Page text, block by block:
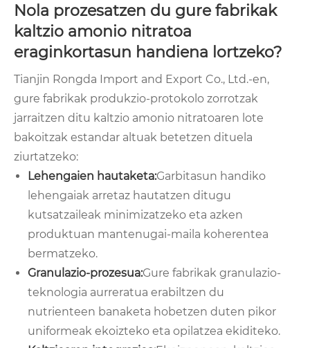
Nola prozesatzen du gure fabrikak
kaltzio amonio nitratoa
eraginkortasun handiena lortzeko?
Tianjin Rongda Import and Export Co., Ltd.-en,
gure fabrikak produkzio-protokolo zorrotzak
jarraitzen ditu kaltzio amonio nitratoaren lote
bakoitzak estandar altuak betetzen dituela
ziurtatzeko:
Lehengaien hautaketa:Garbitasun handiko
lehengaiak arretaz hautatzen ditugu
kutsatzaileak minimizatzeko eta azken
produktuan mantenugai-maila koherentea
bermatzeko.
Granulazio-prozesua:Gure fabrikak granulazio-
teknologia aurreratua erabiltzen du
nutrienteen banaketa hobetzen duten pikor
uniformeak ekoizteko eta opilatzea ekiditeko.